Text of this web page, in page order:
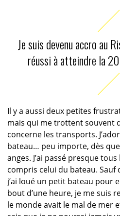
Je suis devenu accro au
réussi à atteindre la
Il y a aussi deux petites
mais qui me trottent souvent
concerne les transports.
bateau… peu importe, dès
anges. J’ai passé presque
compris celui du bateau.
j’ai loué un petit bateau pour
bout d’une heure, je me suis
le monde avait le mal de mer